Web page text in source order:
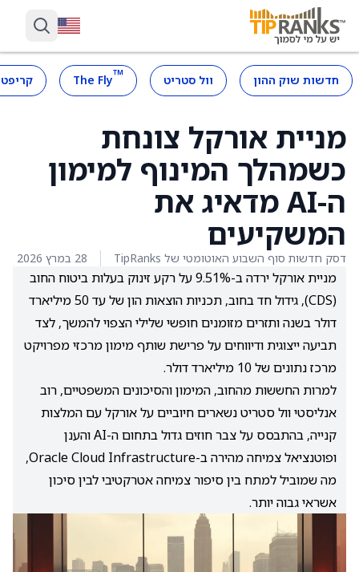
חדשות שוק ההון וול סטריט ™
The Fly
מניית אורקל צונחת
כשמהלך המינוף למימון
ה-AI מדאיג את
המשקיעים
דסק חדשות סוף השבוע האוטומטי של TipRanks 28 במרץ 2026
מניית אורקל ירדה ב-9.51% על רקע זינוק בעלות ביטוח החוב
(CDS), גידול חד בחוב, תכניות הוצאות הון של עד 50 מיליארד
דולר בשנה ותזרים מזומנים חופשי שלילי הצפוי להמשך, לצד
תביעה ייצוגית ודיווחים על פרישת שותף מימון מרכזי מפרויקט
מרכז נתונים של 10 מיליארד דולר.
למרות החששות מהחוב, המימון והסיכונים המשפטיים, רוב
אנליסטי וול סטריט נשארים חיוביים על אורקל עם המלצות
קנייה, בהתבסס על צבר חוזים גדול בתחום ה-AI והענן
ופוטנציאל צמיחה מהירה ב-Oracle Cloud Infrastructure,
מה שמוביל למתח בין סיפור צמיחה אטרקטיבי לבין סיכון
אשראי גבוה יותר.